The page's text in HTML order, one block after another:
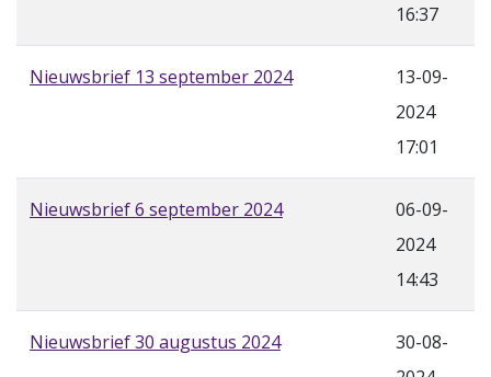
16:37
Nieuwsbrief 13 september 2024
13-09-
2024
17:01
Nieuwsbrief 6 september 2024
06-09-
2024
14:43
Nieuwsbrief 30 augustus 2024
30-08-